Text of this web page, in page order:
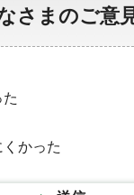
さまのご意
かった